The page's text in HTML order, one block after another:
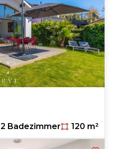
2 Badezimmer 120 m²